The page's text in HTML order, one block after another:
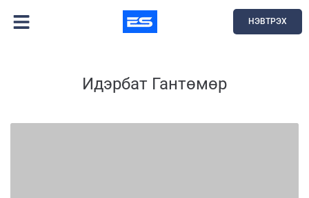
НЭВТРЭХ
Идэрбат Гантөмөр